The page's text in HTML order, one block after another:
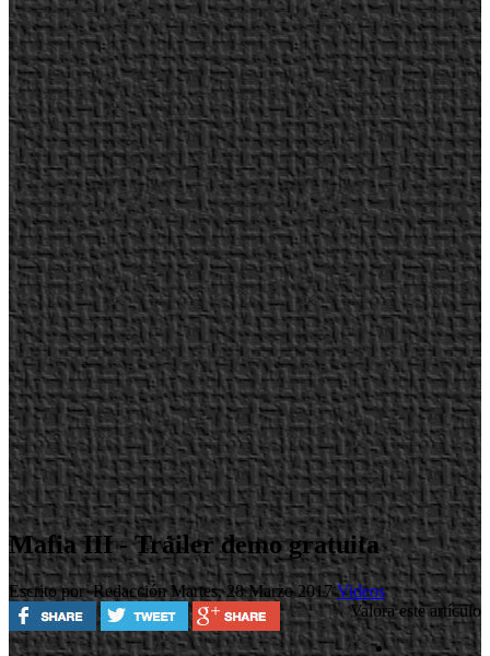
Mafia III - Tráiler demo gratuita
Escrito por RedacciónMartes, 28 Marzo 2017Videos
Valora este artículo